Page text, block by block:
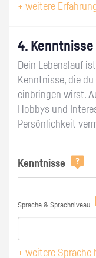
+ weitere
4.
Dein Lebenslauf
Kenntnisse, die
einbringen wirst.
Hobbys und
Persönlichkeit
Kenntnisse
Sprache & Sprachniveau
+ weitere Sprache